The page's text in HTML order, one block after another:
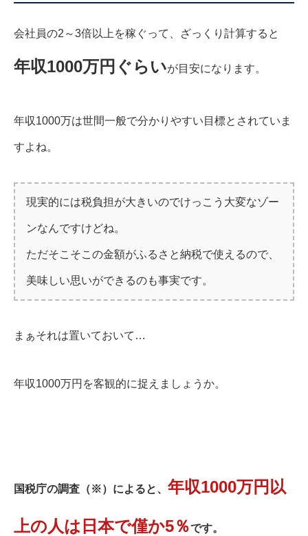
会社員の2～3倍以上を稼ぐって、ざっくり計算すると
年収1000万円ぐらいが目安になります。
年収1000万は世間一般で分かりやすい目標とされていま
すよね。
現実的には税負担が大きいのでけっこう大変なゾー
ンなんですけどね。
ただそこそこの金額がふるさと納税で使えるので、
美味しい思いができるのも事実です。
まぁそれは置いておいて…
年収1000万円を客観的に捉えましょうか。
国税庁の調査（※）によると、 年収1000万円以
上の人は日本で僅か5％です。